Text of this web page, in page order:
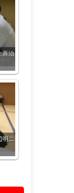
善治
明二